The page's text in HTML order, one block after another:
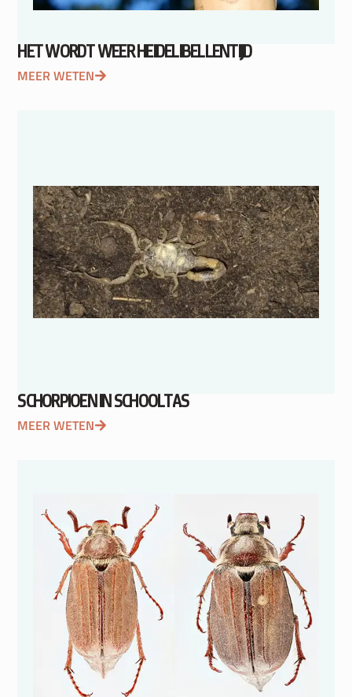
HET WORDT WEER HEIDELIBELLENTIJD
MEER WETEN
SCHORPIOEN IN SCHOOLTAS
MEER WETEN